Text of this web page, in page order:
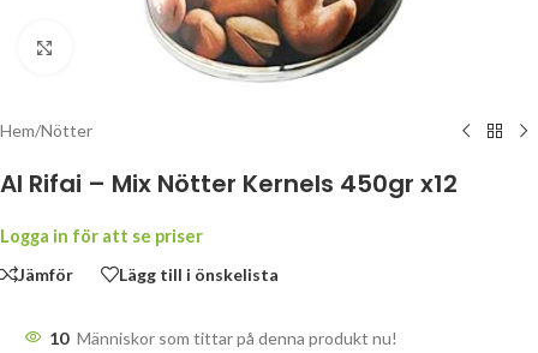
Klicka för att förstora
Hem/Nötter
Al Rifai – Mix Nötter Kernels 450gr x12
Logga in för att se priser
Jämför
Lägg till i önskelista
10 Människor som tittar på denna produkt nu!